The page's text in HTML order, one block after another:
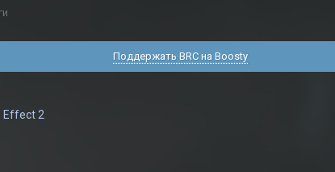
Поддержать BRC на Boosty
Effect 2